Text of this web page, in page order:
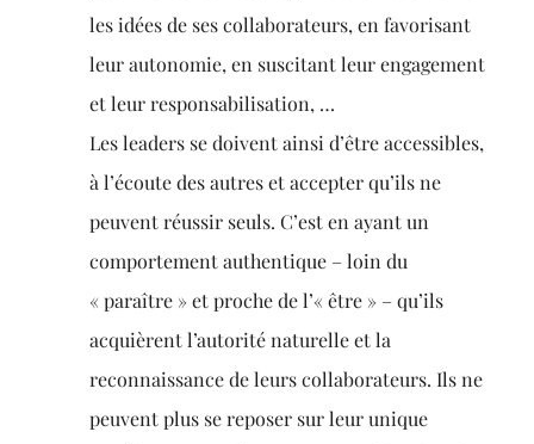
les idées de ses collaborateurs, en favorisant
leur autonomie, en suscitant leur engagement
et leur responsabilisation, …
Les leaders se doivent ainsi d’être accessibles,
à l’écoute des autres et accepter qu’ils ne
peuvent réussir seuls. C’est en ayant un
comportement authentique – loin du
« paraître » et proche de l’« être » – qu’ils
acquièrent l’autorité naturelle et la
reconnaissance de leurs collaborateurs. Ils ne
peuvent plus se reposer sur leur unique